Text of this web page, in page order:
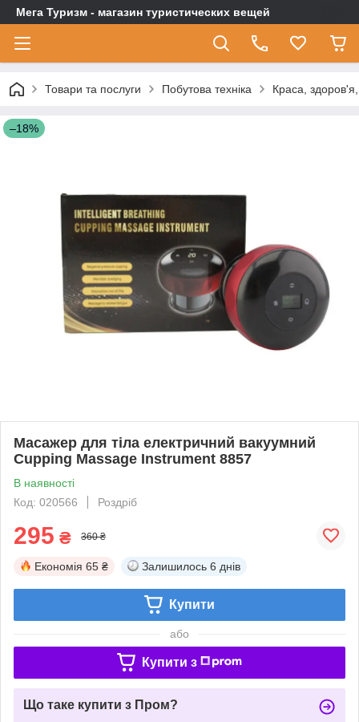
Мега Туризм - магазин туристических вещей
Товари та послуги Побутова техніка Краса,
–18%
Масажер для тіла електричний вакуумний
Cupping Massage Instrument 8857
В наявності
Код: 020566
Роздріб
295 ₴ 360 ₴
Економія 65 ₴ Залишилось 6 днів
Купити
або
Купити з
Що таке купити з Пром?